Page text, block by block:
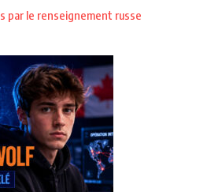
par le renseignement russe